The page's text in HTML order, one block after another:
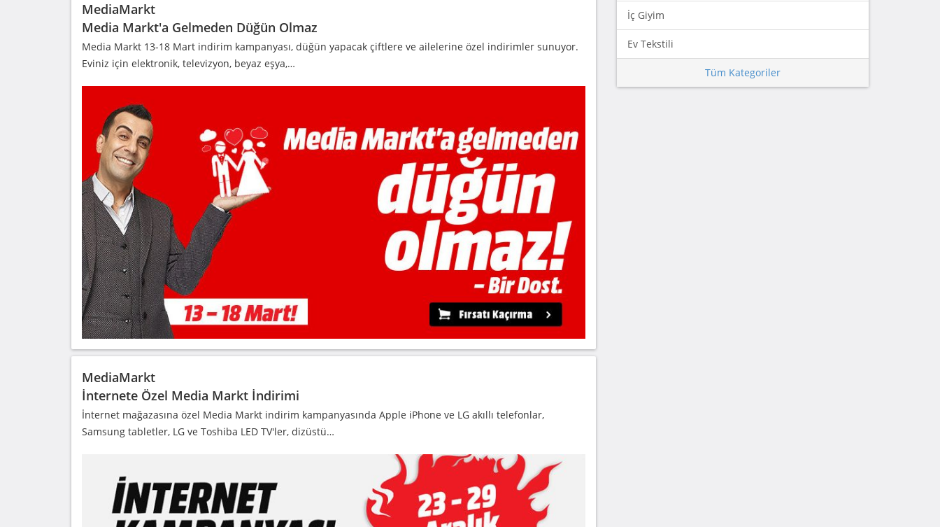
MediaMarkt
Media Markt'a Gelmeden Düğün Olmaz
Media Markt 13-18 Mart indirim kampanyası, düğün yapacak çiftlere ve ailelerine özel indirimler sunuyor.
Eviniz için elektronik, televizyon, beyaz eşya,…
MediaMarkt
İnternete Özel Media Markt İndirimi
İnternet mağazasına özel Media Markt indirim kampanyasında Apple iPhone ve LG akıllı telefonlar,
Samsung tabletler, LG ve Toshiba LED TV'ler, dizüstü…
İç Giyim
Ev Tekstili
Tüm Kategoriler